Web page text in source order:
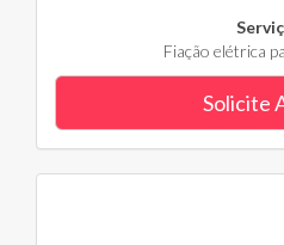
Fiação elétrica
Solicite